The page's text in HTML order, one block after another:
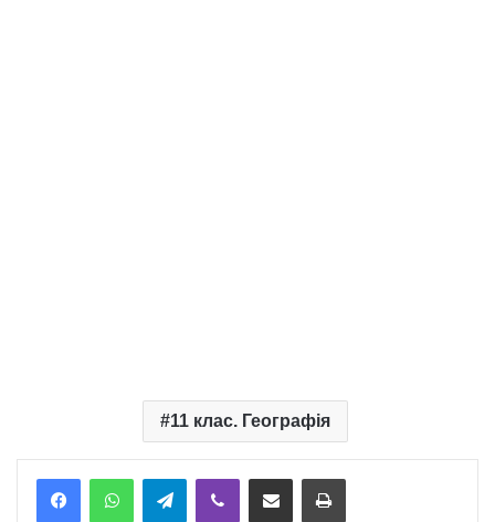
11 клас. Географія
TelegramViber Надіслати електронною поштоюНадрукувати